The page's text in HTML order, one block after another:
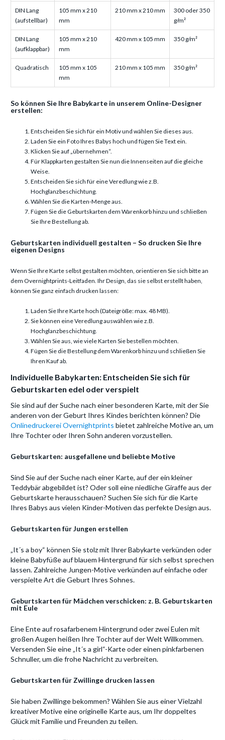
DIN Lang
(aufstellbar)
105 mm x 210
mm
210 mm x 210 mm
300 oder 350
g/m²
DIN Lang
(aufklappbar)
105 mm x 210
mm
420 mm x 105 mm 350 g/m²
Quadratisch
105 mm x 105
mm
210 mm x 105 mm 350 g/m²
So können Sie Ihre Babykarte in unserem Online-Designer
erstellen:
Entscheiden Sie sich für ein Motiv und wählen Sie dieses aus.
Laden Sie ein Foto Ihres Babys hoch und fügen Sie Text ein.
Klicken Sie auf „übernehmen“.
Für Klappkarten gestalten Sie nun die Innenseiten auf die gleiche
Weise.
Entscheiden Sie sich für eine Veredlung wie z.B.
Hochglanzbeschichtung.
Wählen Sie die Karten-Menge aus.
Fügen Sie die Geburtskarten dem Warenkorb hinzu und schließen
Sie Ihre Bestellung ab.
Geburtskarten individuell gestalten – So drucken Sie Ihre
eigenen Designs
Wenn Sie Ihre Karte selbst gestalten möchten, orientieren Sie sich bitte an
dem Overnightprints-Leitfaden. Ihr Design, das sie selbst erstellt haben,
können Sie ganz einfach drucken lassen:
Laden Sie Ihre Karte hoch (Dateigröße: max. 48 MB).
Sie können eine Veredlung auswählen wie z.B.
Hochglanzbeschichtung.
Wählen Sie aus, wie viele Karten Sie bestellen möchten.
Fügen Sie die Bestellung dem Warenkorb hinzu und schließen Sie
Ihren Kauf ab.
Individuelle Babykarten: Entscheiden Sie sich für
Geburtskarten edel oder verspielt
Sie sind auf der Suche nach einer besonderen Karte, mit der Sie
anderen von der Geburt Ihres Kindes berichten können? Die
Onlinedruckerei Overnightprints bietet zahlreiche Motive an, um
Ihre Tochter oder Ihren Sohn anderen vorzustellen.
Geburtskarten: ausgefallene und beliebte Motive
Sind Sie auf der Suche nach einer Karte, auf der ein kleiner
Teddybär abgebildet ist? Oder soll eine niedliche Giraffe aus der
Geburtskarte herausschauen? Suchen Sie sich für die Karte
Ihres Babys aus vielen Kinder-Motiven das perfekte Design aus.
Geburtskarten für Jungen erstellen
„It´s a boy“ können Sie stolz mit Ihrer Babykarte verkünden oder
kleine Babyfüße auf blauem Hintergrund für sich selbst sprechen
lassen. Zahlreiche Jungen-Motive verkünden auf einfache oder
verspielte Art die Geburt Ihres Sohnes.
Geburtskarten für Mädchen verschicken: z. B. Geburtskarten
mit Eule
Eine Ente auf rosafarbenem Hintergrund oder zwei Eulen mit
großen Augen heißen Ihre Tochter auf der Welt Willkommen.
Versenden Sie eine „It´s a girl“-Karte oder einen pinkfarbenen
Schnuller, um die frohe Nachricht zu verbreiten.
Geburtskarten für Zwillinge drucken lassen
Sie haben Zwillinge bekommen? Wählen Sie aus einer Vielzahl
kreativer Motive eine originelle Karte aus, um Ihr doppeltes
Glück mit Familie und Freunden zu teilen.